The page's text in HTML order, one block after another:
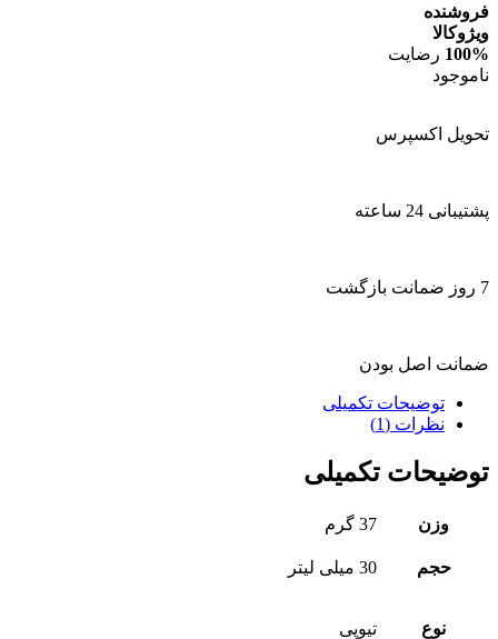
فروشنده
ویژوکالا
100% رضایت
ناموجود
تحویل اکسپرس
پشتیبانی 24 ساعته
7 روز ضمانت بازگشت
ضمانت اصل بودن
توضیحات تکمیلی
نظرات (1)
توضیحات تکمیلی
وزن 37 گرم
حجم 30 میلی لیتر
نوع تیوپی